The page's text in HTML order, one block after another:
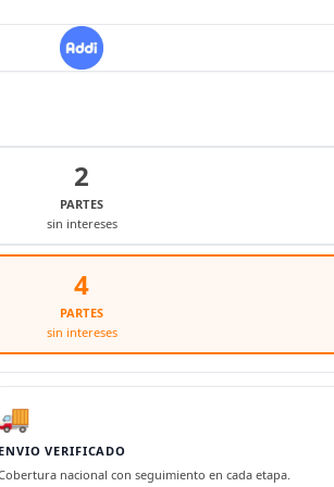
2
PARTES
sin intereses
4
PARTES
sin intereses
🚚
ENVIO VERIFICADO
nacional con seguimiento en cada etapa.